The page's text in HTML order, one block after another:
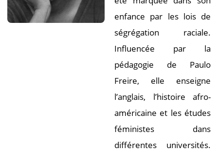
enfance par les lois de
ségrégation raciale.
Influencée par la
pédagogie de Paulo
Freire, elle enseigne
l’anglais, l’histoire afro-
américaine et les études
féministes dans
différentes universités.